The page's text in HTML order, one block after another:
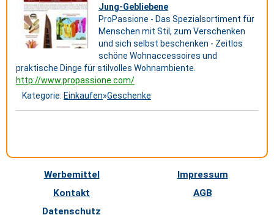
Jung-Gebliebene
ProPassione - Das Spezialsortiment für
Menschen mit Stil, zum Verschenken
und sich selbst beschenken - Zeitlos
schöne Wohnaccessoires und
praktische Dinge für stilvolles Wohnambiente.
http://www.propassione.com/
Kategorie: Einkaufen»Geschenke
Werbemittel
Impressum
Kontakt
AGB
Datenschutz